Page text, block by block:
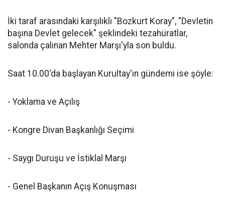
İki taraf arasındaki karşılıklı "Bozkurt Koray", "Devletin
başına Devlet gelecek" şeklindeki tezahüratlar,
salonda çalınan Mehter Marşı'yla son buldu.
Saat 10.00'da başlayan Kurultay'ın gündemi ise şöyle:
- Yoklama ve Açılış
- Kongre Divan Başkanlığı Seçimi
- Saygı Duruşu ve İstiklal Marşı
- Genel Başkanın Açış Konuşması